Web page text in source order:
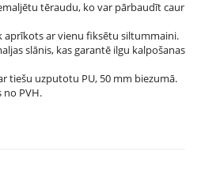
tēraudu, ko var pārbaudīt caur
aprīkots ar vienu fiksētu siltummaini.
slānis, kas garantē ilgu kalpošanas
tiešu uzputotu PU, 50 mm biezumā.
no PVH.